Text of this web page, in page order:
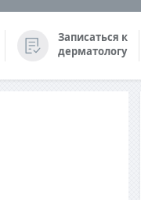
Записаться к
дерматологу